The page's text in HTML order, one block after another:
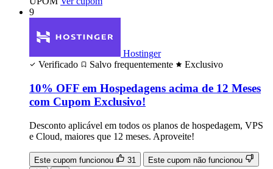
9
Hostinger
Verificado
Salvo frequentemente Exclusivo
10% OFF em Hospedagens acima de 12 Meses
com Cupom Exclusivo!
Desconto aplicável em todos os planos de hospedagem, VPS
e Cloud, maiores que 12 meses. Aproveite!
Este cupom funcionou 31 Este cupom não funcionou